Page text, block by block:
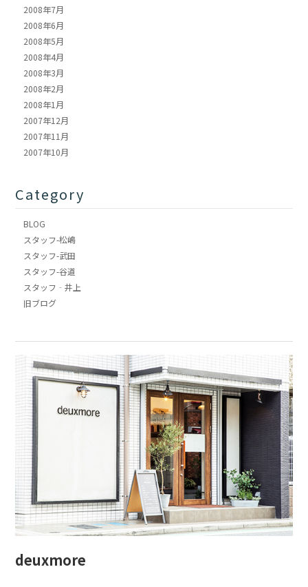
2008年7月
2008年6月
2008年5月
2008年4月
2008年3月
2008年2月
2008年1月
2007年12月
2007年11月
2007年10月
Category
BLOG
スタッフ-松嶋
スタッフ-武田
スタッフ-谷道
スタッフ‐井上
旧ブログ
deuxmore